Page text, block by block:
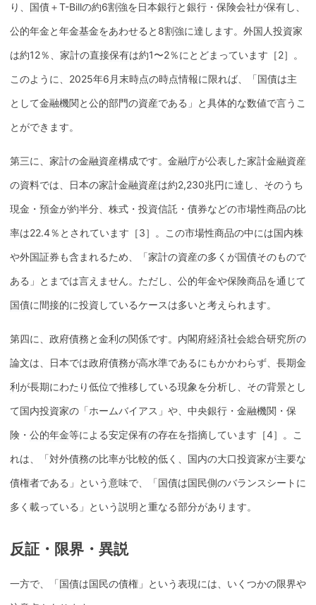
り、 国債＋T-Billの約6割強を日本銀行と銀行・保険会社が保有し、
公的年金と年金基金をあわせると8割強に達します。外国人投資家
は約12％、家計の直接保有は約1〜2％にとどまっています［2］。
このように、2025年6月末時点の時点情報に限れば、「国債は主
として金融機関と公的部門の資産である」と具体的な数値で言うこ
とができます。
第三に、家計の金融資産構成です。 金融庁が公表した家計金融資産
の資料では、日本の家計金融資産は約2,230兆円に達し、そのうち
現金・預金が約半分、株式・ 投資信託 ・債券などの市場性商品の比
率は22.4％とされています［3］。この市場性商品の中には国内株
や外国証券も含まれるため、「家計の資産の多くが国債そのもので
ある」とまでは言えません。ただし、 公的年金や保険商品を通じて
国債に間接的に投資しているケースは多いと考えられます。
第四に、政府債務と金利の関係です。 内閣府経済社会総合研究所の
論文は、日本では政府債務が高水準であるにもかかわらず、 長期金
利が長期にわたり低位で推移している現象を分析し、その背景とし
て国内投資家の「ホームバイアス」や、 中央銀行 ・金融機関・保
険・ 公的年金等による安定保有の存在を指摘しています［4］。こ
れは、「対外債務の比率が比較的低く、国内の大口投資家が主要な
債権者である」という意味で、「国債は国民側のバランスシートに
多く載っている」という説明と重なる部分があります。
反証・限界・異説
一方で、「国債は国民の債権」という表現には、いくつかの限界や